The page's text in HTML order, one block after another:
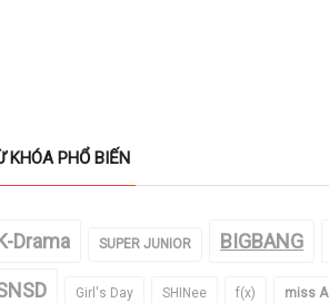
KHÓA PHỔ BIẾN
Drama SUPER JUNIOR BIGBANG
Girl's Day SHINee f(x) miss A